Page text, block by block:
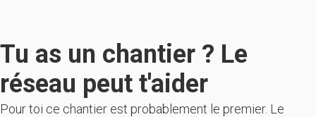
Tu as un chantier ? Le
réseau peut t'aider
Pour toi ce chantier est probablement le premier. Le